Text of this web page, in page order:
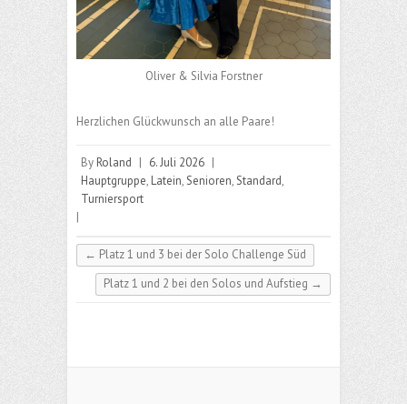
Oliver & Silvia Forstner
Herzlichen Glückwunsch an alle Paare!
By Roland | 6. Juli 2026 |
Hauptgruppe, Latein,Senioren,Standard,
Turniersport
|
← Platz 1 und 3 bei der Solo Challenge Süd
Platz 1 und 2 bei den Solos und Aufstieg →